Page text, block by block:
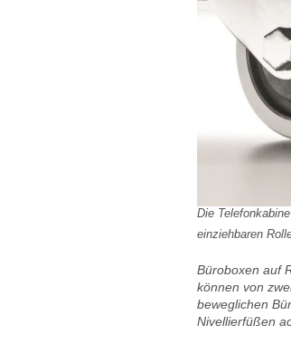
Die
einziehbaren
Büroboxen auf
können von
beweglichen
Nivellierfüßen